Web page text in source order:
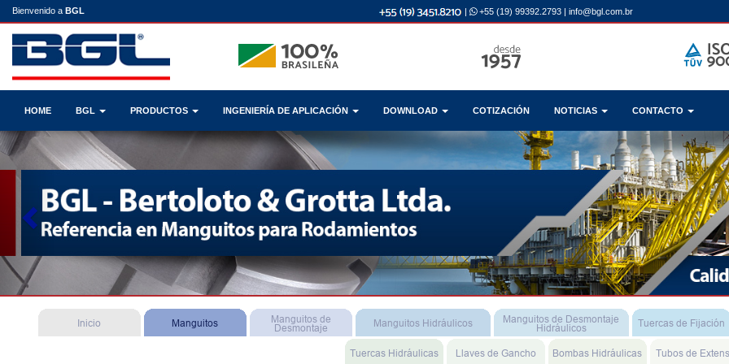
Bienvenido a BGL | +55 (19) 99392.2793 | info@bgl.com.br
HOME BGL PRODUCTOS INGENIERÍA DE APLICACIÓN DOWNLOAD COTIZACIÓN NOTICIAS CONTACTO
Previous